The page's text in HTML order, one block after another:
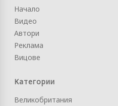
Начало
Видео
Автори
Реклама
Вицове
Категории
Великобритания